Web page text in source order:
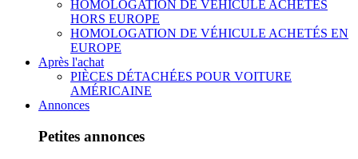
HOMOLOGATION DE VÉHICULE ACHETÉS
HORS EUROPE
HOMOLOGATION DE VÉHICULE ACHETÉS EN
EUROPE
Après l'achat
PIÈCES DÉTACHÉES POUR VOITURE
AMÉRICAINE
Annonces
Petites annonces